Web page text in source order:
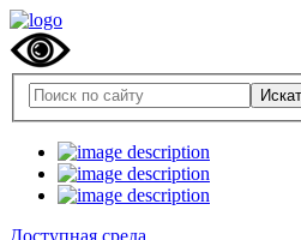
Доступная среда